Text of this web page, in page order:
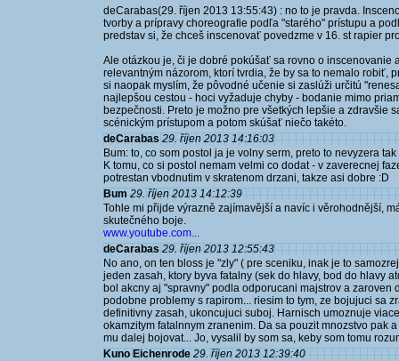
deCarabas(29. říjen 2013 13:55:43) : no to je pravda.
tvorby a prípravy choreografie podľa "starého" prístupu a
predstav si, že chceš inscenovať povedzme v 16. st rapier
Ale otázkou je, či je dobré pokúšať sa rovno o inscenovanie
relevantným názorom, ktorí tvrdia, že by sa to nemalo robiť,
si naopak myslím, že pôvodné učenie si zaslúži určitú
najlepšou cestou - hoci vyžaduje chyby - bodanie mimo
bezpečnosti. Preto je možno pre všetkých lepšie a zdravšie
scénickým prístupom a potom skúšať niečo takéto.
deCarabas 29. říjen 2013 14:16:03
Bum: to, co som postol ja je volny serm, preto to nevyzera
K tomu, co si postol nemam velmi co dodat - v zaverecnej
potrestan vbodnutim v skratenom drzani, takze asi dobre :D
Bum 29. říjen 2013 14:12:39
Tohle mi přijde výrazně zajímavější a navíc i věrohodnější,
skutečného boje.
www.youtube.com...
deCarabas 29. říjen 2013 12:55:43
No ano, on ten bloss je "zly" ( pre sceniku, inak je to
jeden zasah, ktory byva fatalny (sek do hlavy, bod do hlavy
bol akcny aj "spravny" podla odporucani majstrov a zaroven
podobne problemy s rapirom... riesim to tym, ze bojujuci sa
definitivny zasah, ukoncujuci suboj. Harnisch umoznuje
okamzitym fatalnnym zranenim. Da sa pouzit mnozstvo pak
mu dalej bojovat... Jo, vysalil by som sa, keby som tomu
Kuno Eichenrode 29. říjen 2013 12:39:40